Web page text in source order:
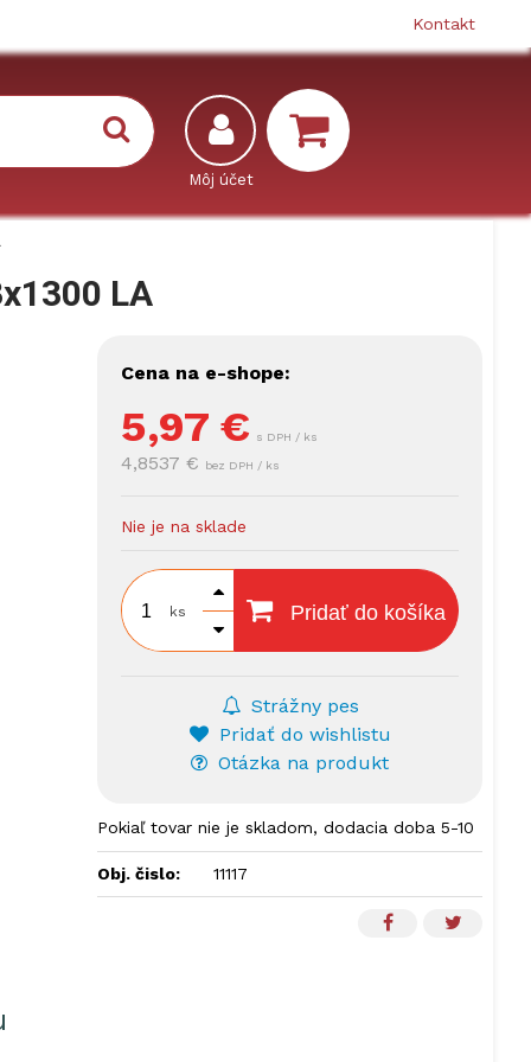
Kontakt
LA
Cena na e-shope:
5,97 € s DPH / ks
4,8537 € bez DPH / ks
Nie je na sklade
ks Pridať do košíka
Strážny pes
Pridať do wishlistu
Otázka na produkt
Pokiaľ tovar nie je skladom, dodacia doba 5-10
dní.
Obj. čislo:
11117